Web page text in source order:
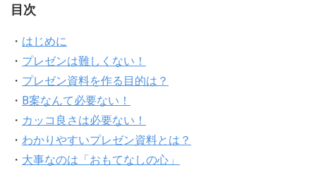
目次
・ はじめに
・ プレゼンは難しくない！
・ プレゼン資料を作る目的は？
・ B案なんて必要ない！
・ カッコ良さは必要ない！
・ わかりやすいプレゼン資料とは？
・ 大事なのは「おもてなしの心」